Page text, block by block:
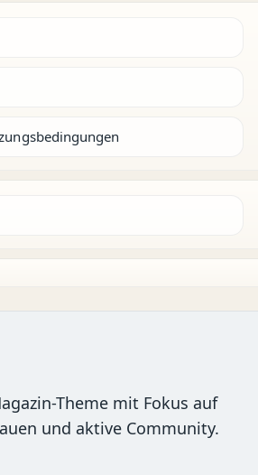
Theme mit Fokus auf
und aktive Community.